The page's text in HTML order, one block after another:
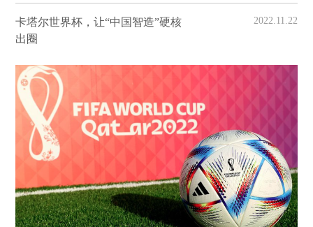
卡塔尔世界杯，让“中国智造”硬核
出圈
2022.11.22